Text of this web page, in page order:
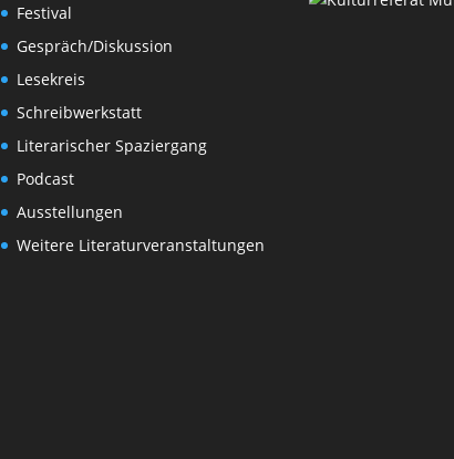
Festival
Gespräch/Diskussion
Lesekreis
Schreibwerkstatt
Literarischer Spaziergang
Podcast
Ausstellungen
Weitere Literaturveranstaltungen